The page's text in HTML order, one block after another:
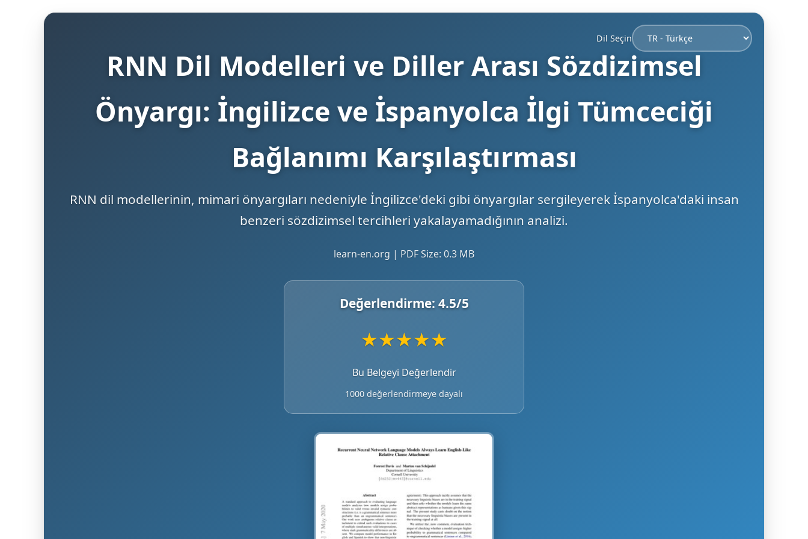
Dil Seçin
RNN Dil Modelleri ve Diller Arası Sözdizimsel
Önyargı: İngilizce ve İspanyolca İlgi Tümceciği
Bağlanımı Karşılaştırması
RNN dil modellerinin, mimari önyargıları nedeniyle İngilizce'deki gibi önyargılar sergileyerek İspanyolca'daki insan
benzeri sözdizimsel tercihleri yakalayamadığının analizi.
learn-en.org | PDF Size: 0.3 MB
Değerlendirme: 4.5/5
★★★★★
Bu Belgeyi Değerlendir
1000 değerlendirmeye dayalı